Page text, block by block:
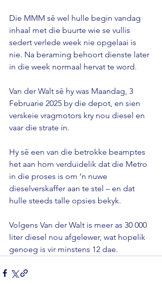
Die MMM sê wel hulle begin vandag
inhaal met die buurte wie se vullis
sedert verlede week nie opgelaai is
nie. Na beraming behoort dienste later
in die week normaal hervat te word.
Van der Walt sê hy was Maandag, 3
Februarie 2025 by die depot, en sien
verskeie vragmotors kry nou diesel en
vaar die strate in.
Hy sê een van die betrokke beamptes
het aan hom verduidelik dat die Metro
in die proses is om ‘n nuwe
dieselverskaffer aan te stel – en dat
hulle steeds talle opsies bekyk.
Volgens Van der Walt is meer as 30 000
liter diesel nou afgelewer, wat hopelik
genoeg is vir minstens 12 dae.